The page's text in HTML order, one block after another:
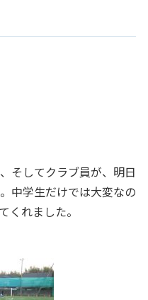
そしてクラブ員が、明日
中学生だけでは大変なの
くれました。